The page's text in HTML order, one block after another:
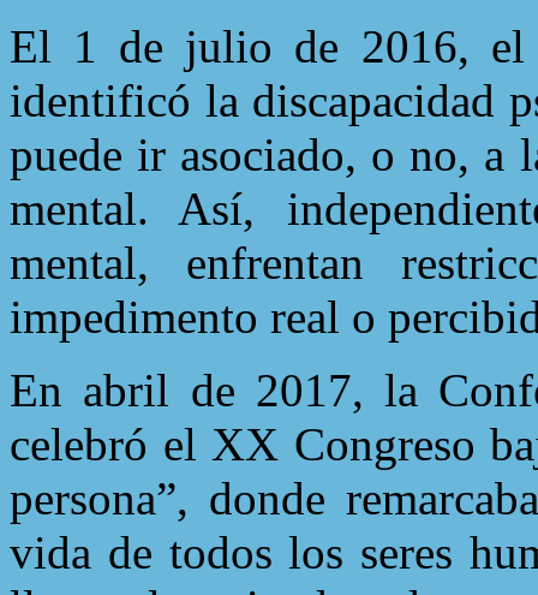
El 1 de julio de 2016, el
identificó la discapacidad
puede ir asociado, o no, a
mental. Así,
mental, enfrentan
impedimento real o
En abril de 2017, la
celebró el XX Congreso
persona”, donde
vida de todos los seres